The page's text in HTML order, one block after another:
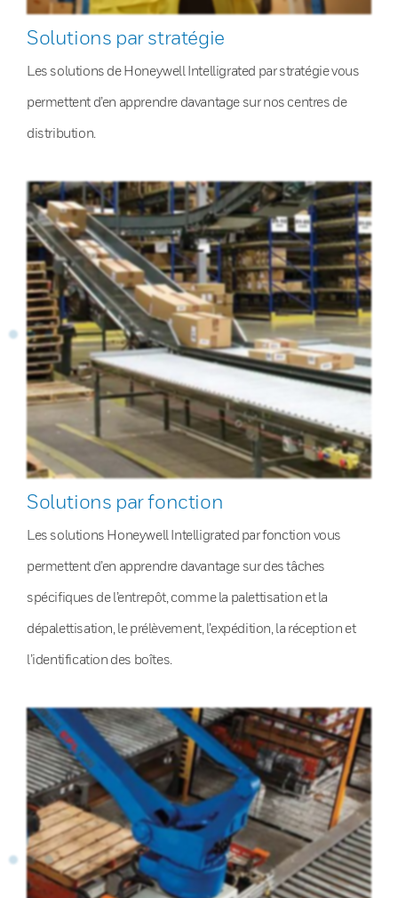
Solutions par stratégie
Les solutions de Honeywell Intelligrated par stratégie vous
permettent d’en apprendre davantage sur nos centres de
distribution.
Solutions par fonction
Les solutions Honeywell Intelligrated par fonction vous
permettent d’en apprendre davantage sur des tâches
spécifiques de l’entrepôt, comme la palettisation et la
dépalettisation, le prélèvement, l’expédition, la réception et
l’identification des boîtes.